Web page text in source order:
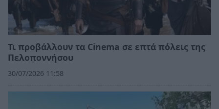
Τι προβάλλουν τα Cinema σε επτά πόλεις της
Πελοποννήσου
30/07/2026 11:58